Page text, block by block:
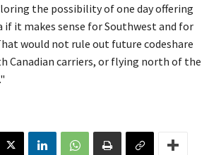
the possibility of one day offering
if it makes sense for Southwest and for
would not rule out future codeshare
Canadian carriers, or flying north of the